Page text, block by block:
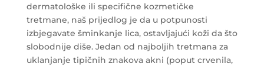
dermatološke ili specifične kozmetičke
tretmane, naš prijedlog je da u potpunosti
izbjegavate šminkanje lica, ostavljajući koži da što
slobodnije diše. Jedan od najboljih tretmana za
uklanjanje tipičnih znakova akni (poput crvenila,